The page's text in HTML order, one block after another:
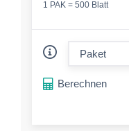
1 PAK = 500 Blatt
Berechnen